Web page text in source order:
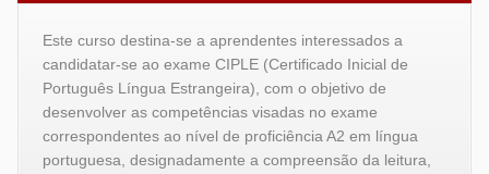
Este curso destina-se a aprendentes interessados a
candidatar-se ao exame CIPLE (Certificado Inicial de
Português Língua Estrangeira), com o objetivo de
desenvolver as competências visadas no exame
correspondentes ao nível de proficiência A2 em língua
portuguesa, designadamente a compreensão da leitura,